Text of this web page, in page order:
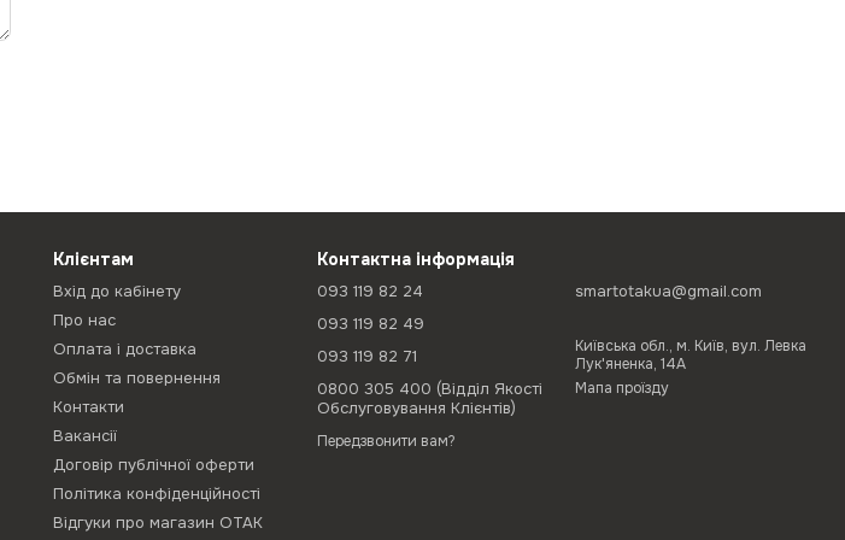
Клієнтам
Вхід до кабінету
Про нас
Оплата і доставка
Обмін та повернення
Контакти
Вакансії
Договір публічної оферти
Політика конфіденційності
Відгуки про магазин ОТАК
Контактна інформація
093 119 82 24
093 119 82 49
093 119 82 71
0800 305 400 (Відділ Якості
Обслуговування Клієнтів)
Передзвонити вам?
smartotakua@gmail.com
Київська обл., м. Київ, вул. Левка
Лук'яненка, 14А
Мапа проїзду